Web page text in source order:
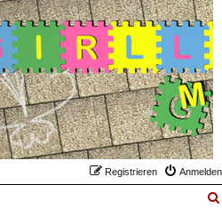
Anmelden
Registrieren